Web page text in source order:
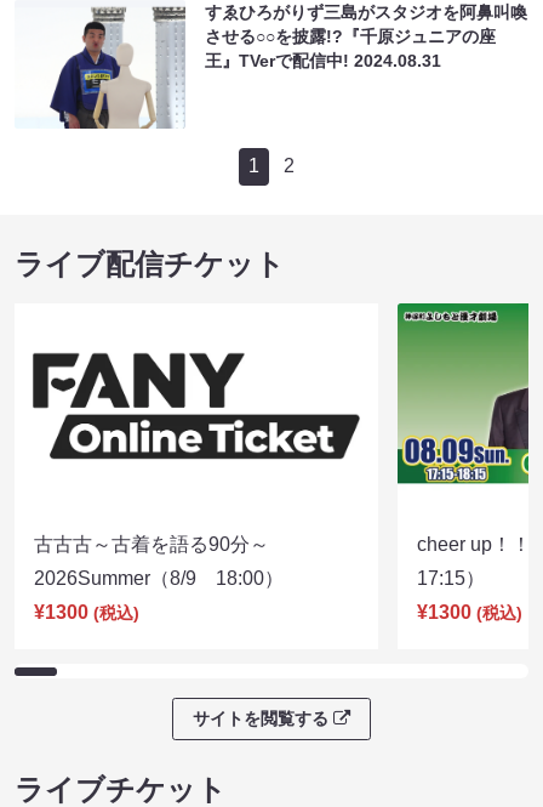
すゑひろがりず三島がスタジオを阿鼻叫喚
させる○○を披露!?『千原ジュニアの座
王』TVerで配信中!2024.08.31
1 2
ライブ配信チケット
古古古～古着を語る90分～
2026Summer（8/9 18:00）
¥1300 (税込)
cheer up！
17:15）
¥1300 (税込)
サイトを閲覧する
ライブチケット